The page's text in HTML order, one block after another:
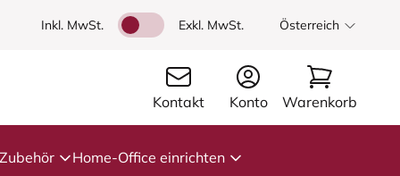
Inkl. MwSt. Exkl. MwSt. Österreich
Kontakt Konto Warenkorb
Zubehör Home-Office einrichten